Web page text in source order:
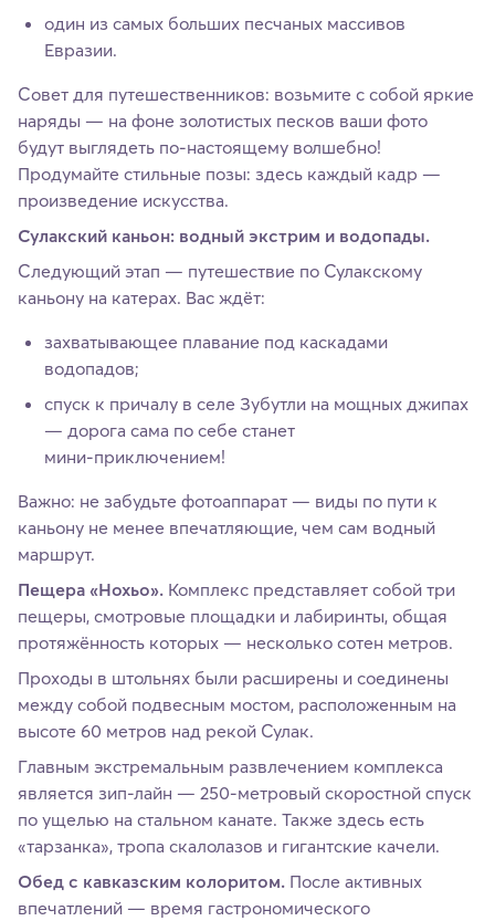
один из самых больших песчаных массивов
Евразии.
Совет для путешественников: возьмите с собой яркие
наряды — на фоне золотистых песков ваши фото
будут выглядеть по‑настоящему волшебно!
Продумайте стильные позы: здесь каждый кадр —
произведение искусства.
Сулакский каньон: водный экстрим и водопады.
Следующий этап — путешествие по Сулакскому
каньону на катерах. Вас ждёт:
захватывающее плавание под каскадами
водопадов;
спуск к причалу в селе Зубутли на мощных джипах
— дорога сама по себе станет
мини‑приключением!
Важно: не забудьте фотоаппарат — виды по пути к
каньону не менее впечатляющие, чем сам водный
маршрут.
Пещера «Нохьо». Комплекс представляет собой три
пещеры, смотровые площадки и лабиринты, общая
протяжённость которых — несколько сотен метров.
Проходы в штольнях были расширены и соединены
между собой подвесным мостом, расположенным на
высоте 60 метров над рекой Сулак.
Главным экстремальным развлечением комплекса
является зип‑лайн — 250-метровый скоростной спуск
по ущелью на стальном канате. Также здесь есть
«тарзанка», тропа скалолазов и гигантские качели.
Обед с кавказским колоритом. После активных
впечатлений — время гастрономического